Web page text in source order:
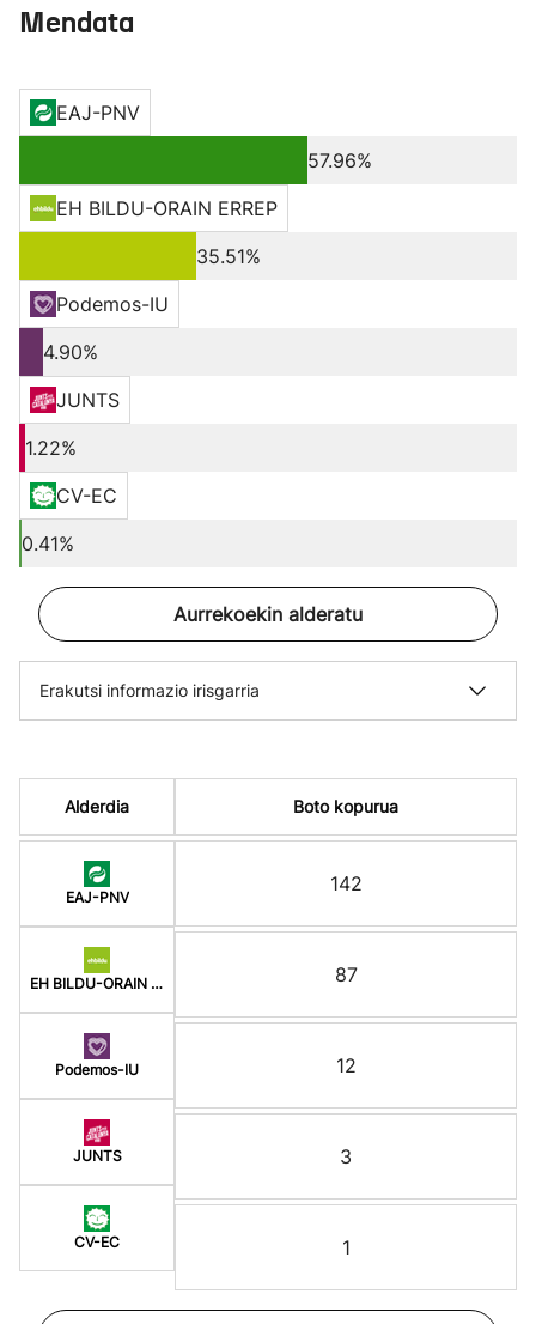
Mendata
EAJ-PNV
57.96%
EH BILDU-ORAIN ERREP
35.51%
Podemos-IU
4.90%
JUNTS
1.22%
CV-EC
0.41%
Aurrekoekin alderatu
Erakutsi informazio irisgarria
Alderdia
EAJ-PNV
EH BILDU-ORAIN ERREP
Podemos-IU
JUNTS
CV-EC
Boto kopurua
142
87
12
3
1